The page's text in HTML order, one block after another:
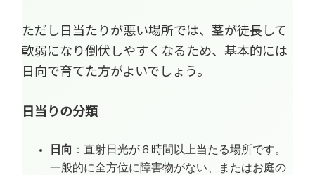
ただし日当たりが悪い場所では、茎が徒長して
軟弱になり倒伏しやすくなるため、基本的には
日向で育てた方がよいでしょう。
日当りの分類
日向 ：直射日光が６時間以上当たる場所です。
一般的に全方位に障害物がない、またはお庭の